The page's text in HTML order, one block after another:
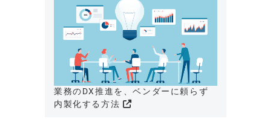
業務のDX推進を、ベンダーに頼らず
内製化する方法